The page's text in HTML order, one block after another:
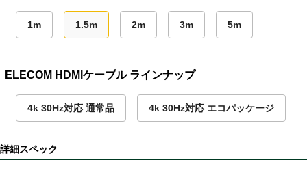
1m 1.5m 2m 3m 5m
ELECOM HDMIケーブル ラインナップ
4k 30Hz対応 通常品 4k 30Hz対応 エコパッケージ
詳細スペック